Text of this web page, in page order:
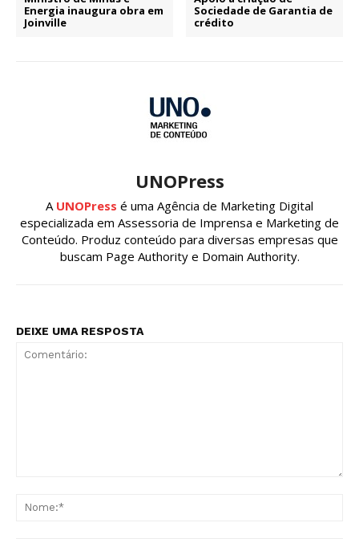
Energia inaugura obra em
Joinville
Sociedade de Garantia de
crédito
UNOPress
A UNOPress é uma Agência de Marketing Digital
especializada em Assessoria de Imprensa e Marketing de
Conteúdo. Produz conteúdo para diversas empresas que
buscam Page Authority e Domain Authority.
DEIXE UMA RESPOSTA